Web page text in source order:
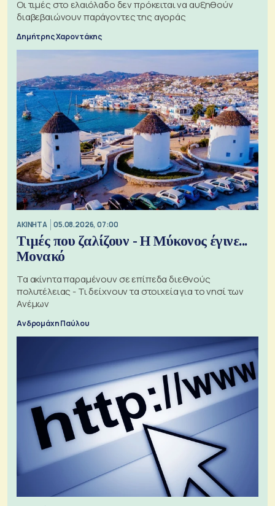
Οι τιμές στο ελαιόλαδο δεν πρόκειται να αυξηθούν
διαβεβαιώνουν παράγοντες της αγοράς
Δημήτρης Χαροντάκης
ΑΚΙΝΗΤΑ 05.08.2026, 07:00
Τιμές που ζαλίζουν - Η Μύκονος έγινε...
Μονακό
Τα ακίνητα παραμένουν σε επίπεδα διεθνούς
πολυτέλειας - Τι δείχνουν τα στοιχεία για το νησί των
Ανέμων
Ανδρομάχη Παύλου